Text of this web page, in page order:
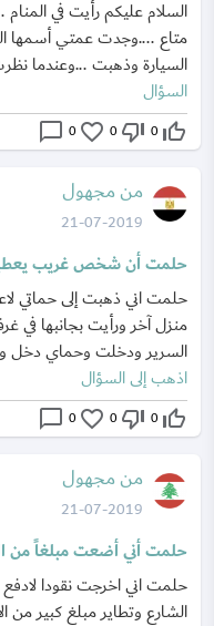
السلام عليكم رأيت في
متاع ....وجدت عمتي أسمها
السيارة وذهبت ...وعندما
السؤال
thumb_up_off_alt
0
thumb_down_off_alt
0
favorite_border
0
chat_bubble_outline
من مجهول
21-07-2019
حلمت أن شخص غريب
حلمت اني ذهبت إلى حماتي
منزل آخر ورأيت بجانبها في
السرير ودخلت وحماي دخل
اذهب إلى السؤال
thumb_up_off_alt
0
thumb_down_off_alt
0
favorite_border
0
chat_bubble_outline
من مجهول
21-07-2019
حلمت أني أضعت مبلغاً من
حلمت اني اخرجت نقودا
الشارع وتطاير مبلغ كبير من